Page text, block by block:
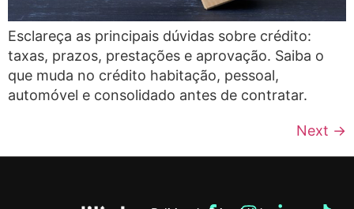
Esclareça as principais dúvidas sobre crédito:
taxas, prazos, prestações e aprovação. Saiba o
que muda no crédito habitação, pessoal,
automóvel e consolidado antes de contratar.
Next →